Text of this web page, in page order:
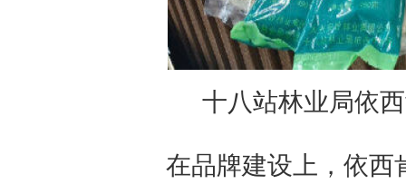
十八站林业局依
在品牌建设上，依西